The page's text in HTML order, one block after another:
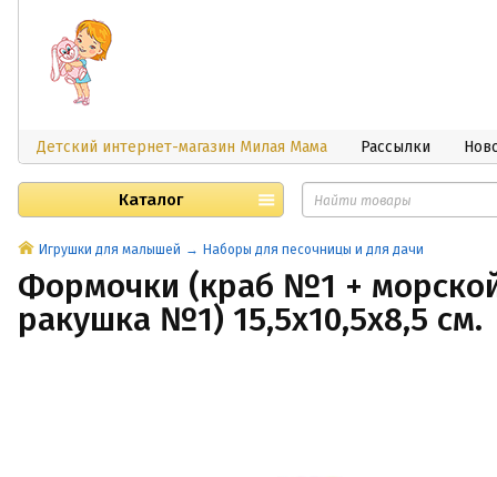
Детский интернет-магазин Милая Мама Рассылки
Каталог
Игрушки для малышей Наборы для песочницы и для дачи
Формочки (краб №1 +
ракушка №1) 15,5х10,5х8,5 см.